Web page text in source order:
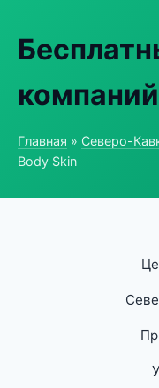
компаний
Главная » Северо-
Body Skin